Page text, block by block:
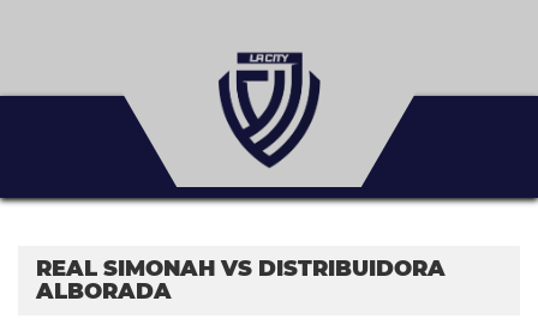
REAL SIMONAH VS DISTRIBUIDORA
ALBORADA